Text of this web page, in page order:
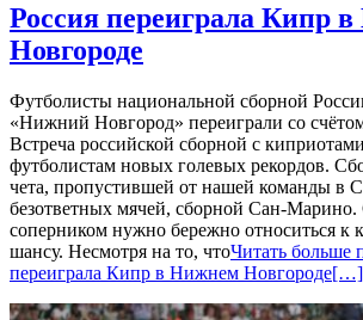
Россия переиграла Кипр
Новгороде
Футболисты национальной сборной
«Нижний Новгород» переиграли со
Встреча российской сборной с
футболистам новых голевых рекордов.
чета, пропустившей от нашей команды в
безответных мячей, сборной Сан-
соперником нужно бережно относиться к
шансу. Несмотря на то, чтоЧитать больше
переиграла Кипр в Нижнем Новгороде[…]